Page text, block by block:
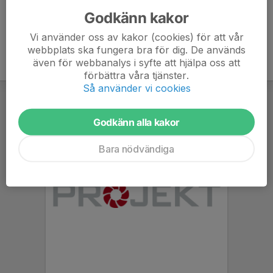
Godkänn kakor
Vi använder oss av kakor (cookies) för att vår
webbplats ska fungera bra för dig. De används
även för webbanalys i syfte att hjälpa oss att
förbättra våra tjänster.
Så använder vi cookies
Godkänn alla kakor
Bara nödvändiga